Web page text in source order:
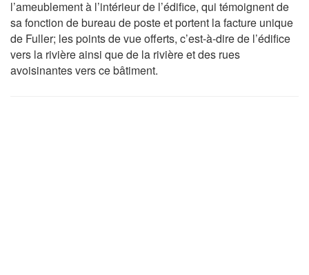
l’ameublement à l’intérieur de l’édifice, qui témoignent de
sa fonction de bureau de poste et portent la facture unique
de Fuller; les points de vue offerts, c’est-à-dire de l’édifice
vers la rivière ainsi que de la rivière et des rues
avoisinantes vers ce bâtiment.